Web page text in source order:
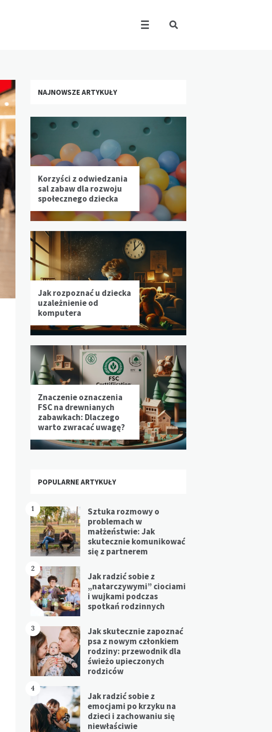
NAJNOWSZE ARTYKUŁY
Korzyści z odwiedzania
sal zabaw dla rozwoju
społecznego dziecka
Jak rozpoznać u dziecka
uzależnienie od
komputera
Znaczenie oznaczenia
FSC na drewnianych
zabawkach: Dlaczego
warto zwracać uwagę?
POPULARNE ARTYKUŁY
1
Sztuka rozmowy o
problemach w
małżeństwie: Jak
skutecznie komunikować
się z partnerem
2
Jak radzić sobie z
„natarczywymi” ciociami
i wujkami podczas
spotkań rodzinnych
3
Jak skutecznie zapoznać
psa z nowym członkiem
rodziny: przewodnik dla
świeżo upieczonych
rodziców
4
Jak radzić sobie z
emocjami po krzyku na
dzieci i zachowaniu się
niewłaściwie